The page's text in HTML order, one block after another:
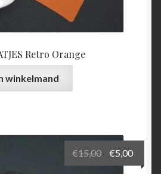
Retro Orange
winkelmand
€15,00
prijs
€5,00
prijs